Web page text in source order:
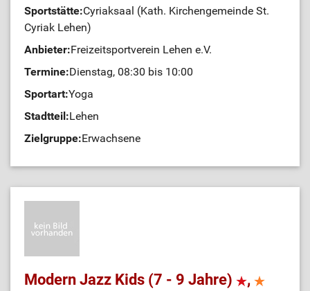
Sportstätte:Cyriaksaal (Kath. Kirchengemeinde St.
Cyriak Lehen)
Anbieter:Freizeitsportverein Lehen e.V.
Termine:Dienstag, 08:30 bis 10:00
Sportart:Yoga
Stadtteil:Lehen
Zielgruppe:Erwachsene
Modern Jazz Kids (7 - 9 Jahre) ,